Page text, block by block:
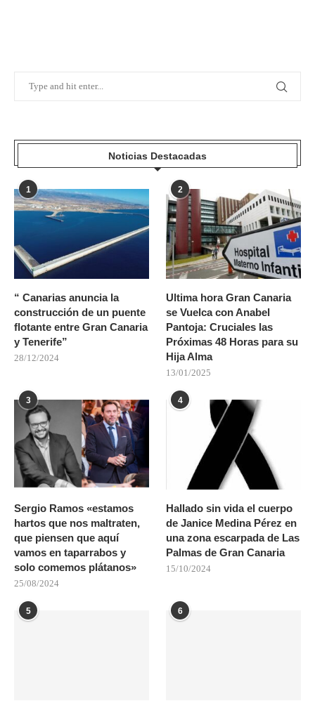
Noticias Destacadas
1
“ Canarias anuncia la
construcción de un puente
flotante entre Gran Canaria
y Tenerife”
28/12/2024
2
Ultima hora Gran Canaria
se Vuelca con Anabel
Pantoja: Cruciales las
Próximas 48 Horas para su
Hija Alma
13/01/2025
3
Sergio Ramos «estamos
hartos que nos maltraten,
que piensen que aquí
vamos en taparrabos y
solo comemos plátanos»
25/08/2024
4
Hallado sin vida el cuerpo
de Janice Medina Pérez en
una zona escarpada de Las
Palmas de Gran Canaria
15/10/2024
5 6